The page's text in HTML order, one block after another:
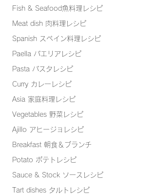
Fish & Seafood魚料理レシピ
Meat dish 肉料理レシピ
Spanish スペイン料理レシピ
Paella パエリアレシピ
Pasta パスタレシピ
Curry カレーレシピ
Asia 家庭料理レシピ
Vegetables 野菜レシピ
Ajillo アヒージョレシピ
Breakfast 朝食＆ブランチ
Potato ポテトレシピ
Sauce & Stock ソースレシピ
Tart dishes タルトレシピ